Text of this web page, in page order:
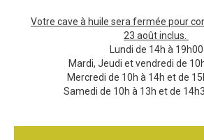
Votre cave à huile sera fermée pour
23 août inclus.
Lundi de 14h à 19h00
Mardi, Jeudi et vendredi de
Mercredi de 10h à 14h et de
Samedi de 10h à 13h et de